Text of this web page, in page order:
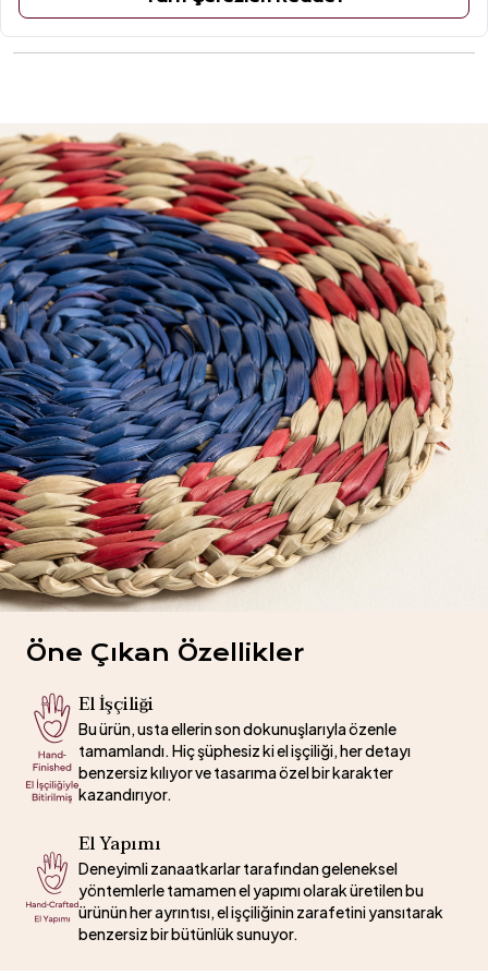
ÜRÜN YORUMLARI
Öne Çıkan Özellikler
El İşçiliği
Bu ürün, usta ellerin son dokunuşlarıyla özenle
tamamlandı. Hiç şüphesiz ki el işçiliği, her detayı
benzersiz kılıyor ve tasarıma özel bir karakter
kazandırıyor.
El Yapımı
Deneyimli zanaatkarlar tarafından geleneksel
yöntemlerle tamamen el yapımı olarak üretilen bu
ürünün her ayrıntısı, el işçiliğinin zarafetini yansıtarak
benzersiz bir bütünlük sunuyor.